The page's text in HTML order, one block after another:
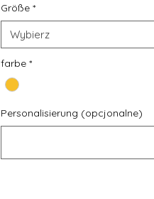
Größe *
Wybierz
farbe *
Personalisierung (opcjonalne)